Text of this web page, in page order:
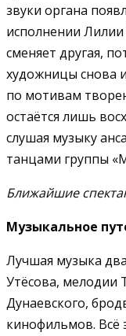
звуки органа
исполнении
сменяет другая,
художницы снова
по мотивам
остаётся лишь
слушая музыку
танцами группы
Ближайшие
Музыкальное
Лучшая музыка
Утёсова, мелодии
Дунаевского,
кинофильмов. Всё